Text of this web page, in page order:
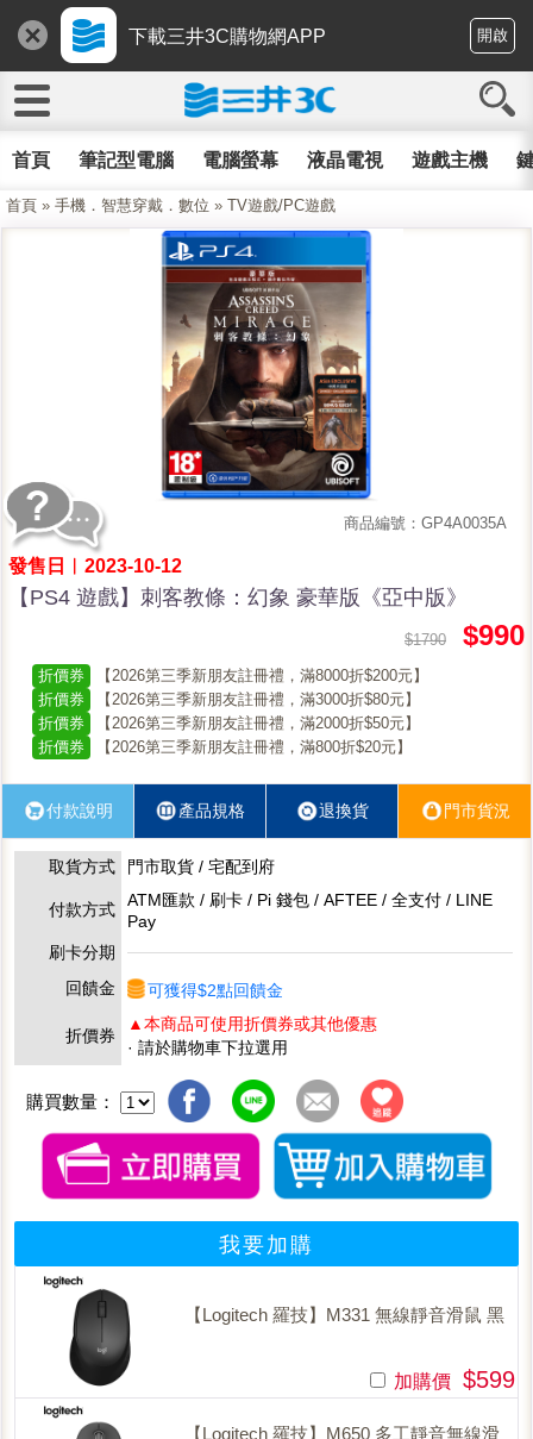
下載三井3C購物網APP 開啟
首頁 筆記型電腦 電腦螢幕 液晶電視 遊戲主機
首頁 » 手機．智慧穿戴．數位 » TV遊戲/PC遊戲
商品編號：GP4A0035A
發售日︱2023-10-12
【PS4 遊戲】刺客教條：幻象 豪華版《亞中版》
$1790 $990
折價券
【2026第三季新朋友註冊禮，滿8000折$200元】
折價券
【2026第三季新朋友註冊禮，滿3000折$80元】
折價券
【2026第三季新朋友註冊禮，滿2000折$50元】
折價券
【2026第三季新朋友註冊禮，滿800折$20元】
付款說明 產品規格 退換貨 門市貨況
取貨方式 門市取貨 / 宅配到府
付款方式
ATM匯款 / 刷卡 / Pi 錢包 / AFTEE / 全支付 / LINE
Pay
刷卡分期
回饋金
可獲得$2點回饋金
折價券
▲本商品可使用折價券或其他優惠
· 請於購物車下拉選用
購買數量：
我要加購
【Logitech 羅技】M331 無線靜音滑鼠 黑
加購價 $599
【Logitech 羅技】M650 多工靜音無線滑